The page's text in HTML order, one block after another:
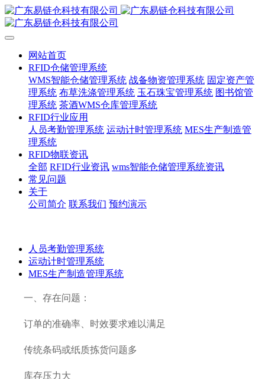
网站首页
RFID仓储管理系统
WMS智能仓储管理系统 战备物资管理系统 固定资产管
理系统 布草洗涤管理系统 玉石珠宝管理系统 图书馆管
理系统 茶酒WMS仓库管理系统
RFID行业应用
人员考勤管理系统 运动计时管理系统 MES生产制造管
理系统
RFID物联资讯
全部 RFID行业资讯 wms智能仓储管理系统资讯
常见问题
关于
公司简介 联系我们 预约演示
人员考勤管理系统
运动计时管理系统
MES生产制造管理系统
一、存在问题：
订单的准确率、时效要求难以满足
传统条码或纸质拣货问题多
库存压力大